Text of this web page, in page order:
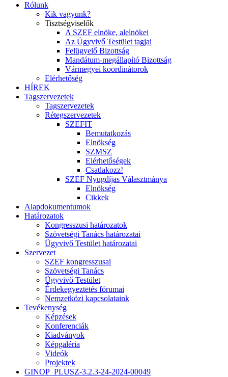
Rólunk
Kik vagyunk?
Tisztségviselők
A SZEF elnöke, alelnökei
Az Ügyvivő Testület tagjai
Felügyelő Bizottság
Mandátum-megállapító Bizottság
Vármegyei koordinátorok
Elérhetőség
HÍREK
Tagszervezetek
Tagszervezetek
Rétegszervezetek
SZEFIT
Bemutatkozás
Elnökség
SZMSZ
Elérhetőségek
Csatlakozz!
SZEF Nyugdíjas Választmánya
Elnökség
Cikkek
Alapdokumentumok
Határozatok
Kongresszusi határozatok
Szövetségi Tanács határozatai
Ügyvivő Testület határozatai
Szervezet
SZEF kongresszusai
Szövetségi Tanács
Ügyvivő Testület
Érdekegyeztetés fórumai
Nemzetközi kapcsolataink
Tevékenység
Képzések
Konferenciák
Kiadványok
Képgaléria
Videók
Projektek
GINOP_PLUSZ-3.2.3-24-2024-00049